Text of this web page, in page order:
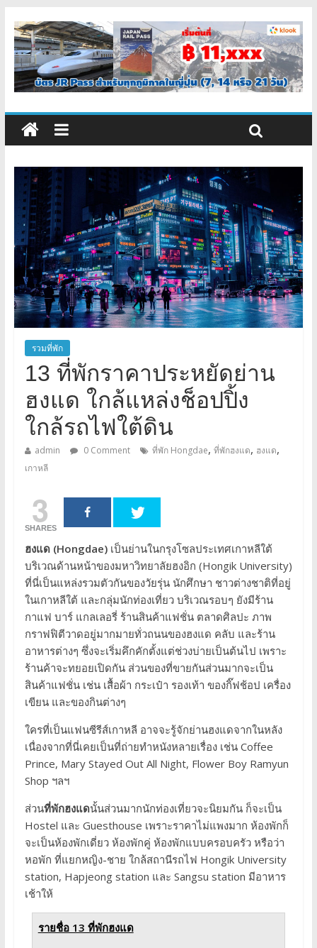
รวมที่พัก
13 ที่พักราคาประหยัดย่าน
ฮงแด ใกล้แหล่งช็อปปิ้ง
ใกล้รถไฟใต้ดิน
admin 0 Comment ที่พัก Hongdae, ที่พักฮงแด, ฮงแด,
เกาหลี
3
SHARES
ฮงแด (Hongdae)เป็นย่านในกรุงโซลประเทศเกาหลีใต้
บริเวณด้านหน้าของมหาวิทยาลัยฮงอิก (Hongik University)
ที่นี่เป็นแหล่งรวมตัวกันของวัยรุ่น นักศึกษา ชาวต่างชาติที่อยู่
ในเกาหลีใต้ และกลุ่มนักท่องเที่ยว บริเวณรอบๆ ยังมีร้าน
กาแฟ บาร์ แกลเลอรี่ ร้านสินค้าแฟชั่น ตลาดศิลปะ ภาพ
กราฟฟิตีวาดอยู่มากมายทั่วถนนของฮงแด คลับ และร้าน
อาหารต่างๆ ซึ่งจะเริ่มคึกคักตั้งแต่ช่วงบ่ายเป็นต้นไป เพราะ
ร้านค้าจะทยอยเปิดกัน ส่วนของที่ขายกันส่วนมากจะเป็น
สินค้าแฟชั่น เช่น เสื้อผ้า กระเป๋า รองเท้า ของกิ๊ฟช้อป เครื่อง
เขียน และของกินต่างๆ
ใครที่เป็นแฟนซีรีส์เกาหลี อาจจะรู้จักย่านฮงแดจากในหลัง
เนื่องจากที่นี่เคยเป็นที่ถ่ายทำหนังหลายเรื่อง เช่น Coffee
Prince, Mary Stayed Out All Night, Flower Boy Ramyun
Shop ฯลฯ
ส่วนที่พักฮงแดนั้นส่วนมากนักท่องเที่ยวจะนิยมกัน ก็จะเป็น
Hostel และ Guesthouse เพราะราคาไม่แพงมาก ห้องพักก็
จะเป็นห้องพักเดี่ยว ห้องพักคู่ ห้องพักแบบครอบครัว หรือว่า
หอพัก ที่แยกหญิง-ชาย ใกล้สถานีรถไฟ Hongik University
station, Hapjeong station และ Sangsu station มีอาหาร
เช้าให้
รายชื่อ 13 ที่พักฮงแด